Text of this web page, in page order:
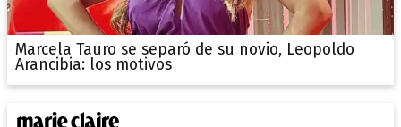
Marcela Tauro se separó de su novio, Leopoldo
Arancibia: los motivos